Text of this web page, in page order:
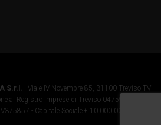
S.r.l. - Viale IV Novembre 85, 31100 Treviso TV
al Registro Imprese di Treviso 04759890264 -
- Capitale Sociale € 10.000,00 i.v.